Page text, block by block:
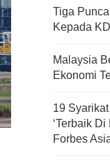
Tiga
Kepada
Malaysia
Ekonomi
19
‘Terbaik
Forbes